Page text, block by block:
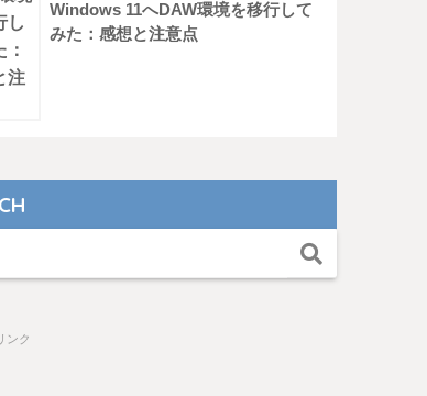
Windows 11へDAW環境を移行して
みた：感想と注意点
ンク